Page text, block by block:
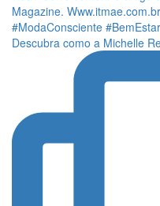
Descubra como a Michelle